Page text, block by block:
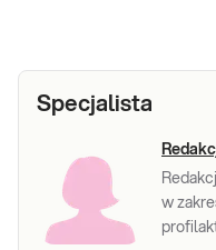
Specjalista
w